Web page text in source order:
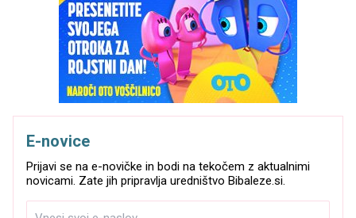
E-novice
Prijavi se na e-novičke in bodi na tekočem z aktualnimi
novicami. Zate jih pripravlja uredništvo Bibaleze.si.